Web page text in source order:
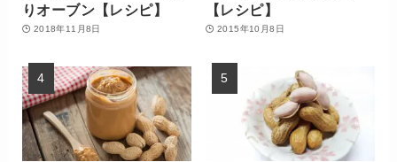
りオーブン【レシピ】
2018年11月8日
【レシピ】
2015年10月8日